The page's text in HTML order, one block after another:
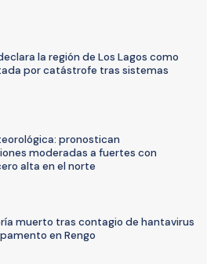
la región de Los Lagos como
por catástrofe tras sistemas
pronostican
moderadas a fuertes con
alta en el norte
muerto tras contagio de hantavirus
en Rengo